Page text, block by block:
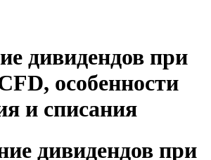
дивидендов при
особенности
и списания
дивидендов при